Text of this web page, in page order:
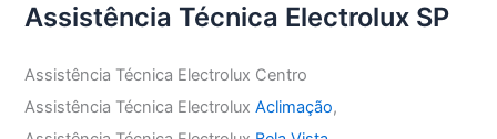
Assistência Técnica Electrolux SP
Assistência Técnica Electrolux Centro
Assistência Técnica ElectroluxAclimação,